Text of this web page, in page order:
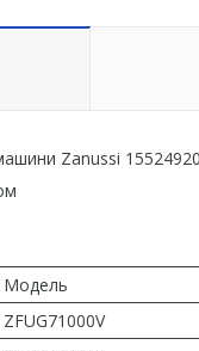
Zanussi
Модель
ZFUG71000V